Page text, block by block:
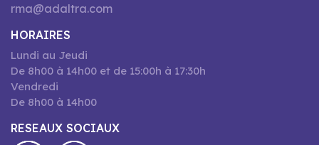
rma@adaltra.com
HORAIRES
Lundi au Jeudi
De 8h00 à 14h00 et de 15:00h à 17:30h
Vendredi
De 8h00 à 14h00
RESEAUX SOCIAUX